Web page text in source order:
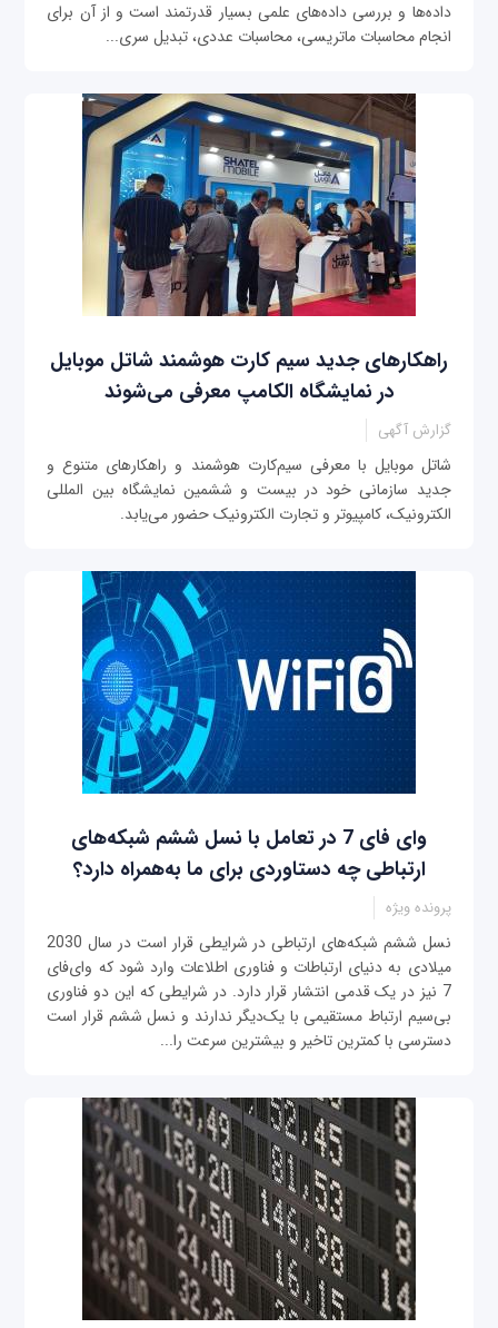
داده‌ها و بررسی داده‌های علمی بسیار قدرتمند است و از آن برای
انجام محاسبات ماتریسی، محاسبات عددی، تبدیل سری...
راهکارهای جدید سیم کارت هوشمند شاتل موبایل
در نمایشگاه الکامپ معرفی می‌شوند
گزارش آگهی
شاتل ‏‌موبایل با معرفی سیم‌‏کارت هوشمند و راهکارهای متنوع و
جدید سازمانی خود در بیست و ششمین نمایشگاه بین المللی
الکترونیک، کامپیوتر و تجارت الکترونیک حضور می‌‏یابد.
وای فای 7 در تعامل با نسل ششم شبکه‌های
ارتباطی چه دستاوردی برای ما به‌همراه دارد؟
پرونده ویژه
نسل ششم شبکه‌های ارتباطی در شرایطی قرار است در سال 2030
میلادی به دنیای ارتباطات و فناوری اطلاعات وارد شود که وای‌فای
7 نیز در یک قدمی انتشار قرار دارد. در شرایطی که این دو فناوری
بی‌سیم ارتباط مستقیمی با یک‌دیگر ندارند و نسل ششم قرار است
دسترسی با کمترین تاخیر و بیشترین سرعت را...